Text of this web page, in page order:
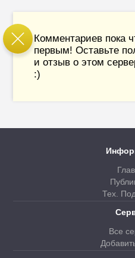
Комментариев пока
первым! Оставьте
и отзыв о этом
:)
Тех.
Все